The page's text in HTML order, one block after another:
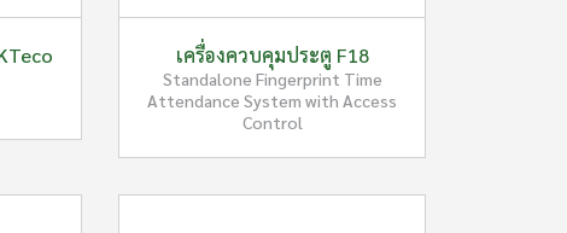
เครื่องควบคุมประตู F18
Standalone Fingerprint Time
Attendance System with Access
Control